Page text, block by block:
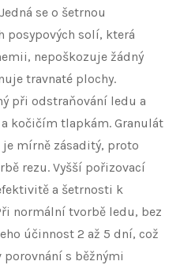
se o šetrnou
posypových solí, která
nepoškozuje žádný
travnaté plochy.
při odstraňování ledu a
kočičím tlapkám. Granulát
je mírně zásaditý, proto
rezu. Vyšší pořizovací
a šetrnosti k
normální tvorbě ledu, bez
účinnost 2 až 5 dní, což
s běžnými